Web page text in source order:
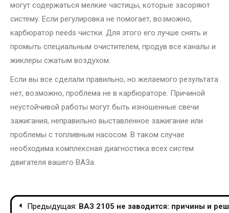
могут содержаться мелкие частицы, которые засоряют
систему. Если регулировка не помогает, возможно,
карбюратор needs чистки. Для этого его лучше снять и
промыть специальным очистителем, продув все каналы и
жиклеры сжатым воздухом.
Если вы все сделали правильно, но желаемого результата
нет, возможно, проблема не в карбюраторе. Причиной
неустойчивой работы могут быть изношенные свечи
зажигания, неправильно выставленное зажигание или
проблемы с топливным насосом. В таком случае
необходима комплексная диагностика всех систем
двигателя вашего ВАЗа.
Навигация
Предыдущая: ВАЗ 2105 не заводится: причины и